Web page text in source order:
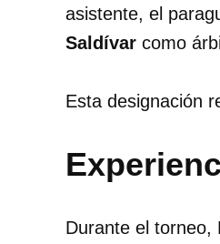
asistente, el
Saldívar como
Esta designación
Durante el torneo,